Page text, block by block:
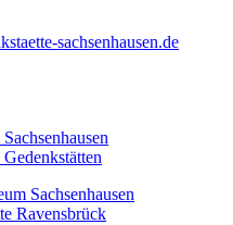
sachsenhausen.de
Sachsenhausen
Ravensbrück